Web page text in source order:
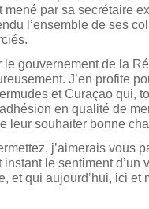
par sa secrétaire
l’ensemble de ses
gouvernement de la
J’en profite
et Curaçao qui,
en qualité de
leur souhaiter bonne
j’aimerais vous
instant le sentiment d’un
et qui aujourd’hui, ici et